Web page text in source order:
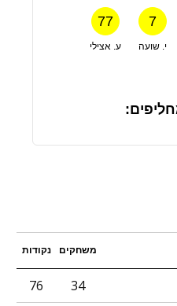
77
ע. אצילי
7
י. שועה
משחקים נקודות
34
76